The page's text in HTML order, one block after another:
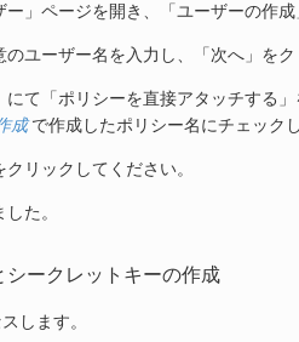
ー」ページを開き、「ユーザーの作
のユーザー名を入力し、「次へ」を
にて「ポリシーを直接アタッチする
成で作成したポリシー名にチェック
クリックしてください。
た。
シークレットキーの作成
します。